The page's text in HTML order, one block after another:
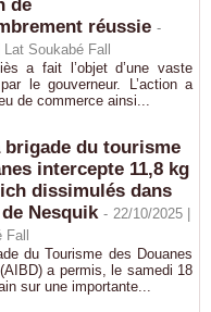
de
réussie -
Soukabé Fall
a fait l’objet d’une vaste
le gouverneur. L’action a
de commerce ainsi...
brigade du tourisme
intercepte 11,8 kg
dissimulés dans
Nesquik - 22/10/2025 |
du Tourisme des Douanes
a permis, le samedi 18
sur une importante...